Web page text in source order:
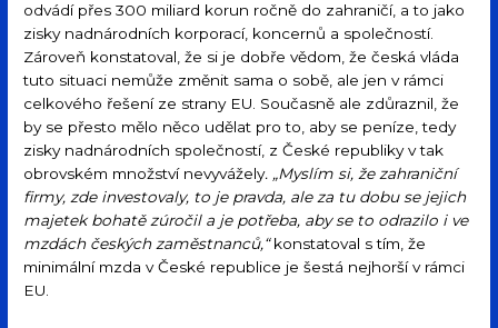
odvádí přes 300 miliard korun ročně do zahraničí, a to jako
zisky nadnárodních korporací, koncernů a společností.
Zároveň konstatoval, že si je dobře vědom, že česká vláda
tuto situaci nemůže změnit sama o sobě, ale jen v rámci
celkového řešení ze strany EU. Současně ale zdůraznil, že
by se přesto mělo něco udělat pro to, aby se peníze, tedy
zisky nadnárodních společností, z České republiky v tak
obrovském množství nevyvážely. „Myslím si, že zahraniční
firmy, zde investovaly, to je pravda, ale za tu dobu se jejich
majetek bohatě zúročil a je potřeba, aby se to odrazilo i ve
mzdách českých zaměstnanců,“konstatoval s tím, že
minimální mzda v České republice je šestá nejhorší v rámci
EU.